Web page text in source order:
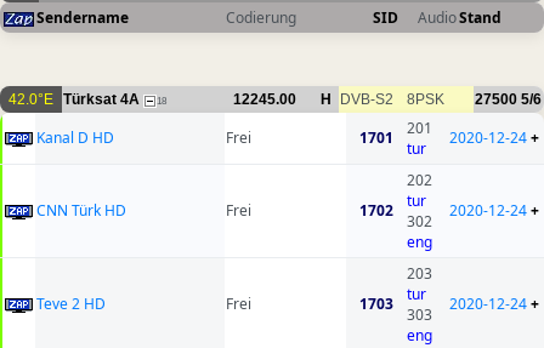
Sendername Codierung SID AudioStand
42.0°E Türksat 4A 18 12245.00 H DVB-S2 8PSK 27500 5/6
Kanal D HD Frei 1701
201
tur
2020-12-24+
CNN Türk HD Frei 1702
202
tur
302
eng
2020-12-24+
Teve 2 HD Frei 1703
203
tur
303
eng
2020-12-24+